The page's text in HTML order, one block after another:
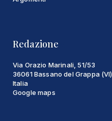
Redazione
Via Orazio Marinali, 51/53
36061 Bassano del Grappa (VI)
Italia
Google maps